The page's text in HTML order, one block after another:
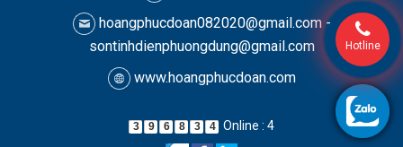
hoangphucdoan082020@gmail.com -
sontinhdienphuongdung@gmail.com
www.hoangphucdoan.com
3 9 6 8 3 4 Online : 4
Hotline